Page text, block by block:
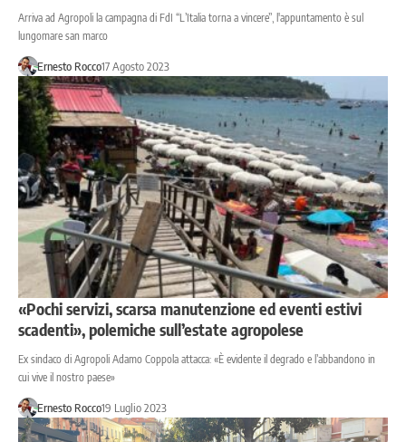
Arriva ad Agropoli la campagna di FdI “L’Italia torna a vincere”, l'appuntamento è sul
lungomare san marco
Ernesto Rocco17 Agosto 2023
«Pochi servizi, scarsa manutenzione ed eventi estivi
scadenti», polemiche sull’estate agropolese
Ex sindaco di Agropoli Adamo Coppola attacca: «È evidente il degrado e l’abbandono in
cui vive il nostro paese»
Ernesto Rocco19 Luglio 2023